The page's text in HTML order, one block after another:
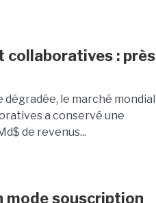
collaboratives : près
le marché mondial
a conservé une
de revenus...
mode souscription